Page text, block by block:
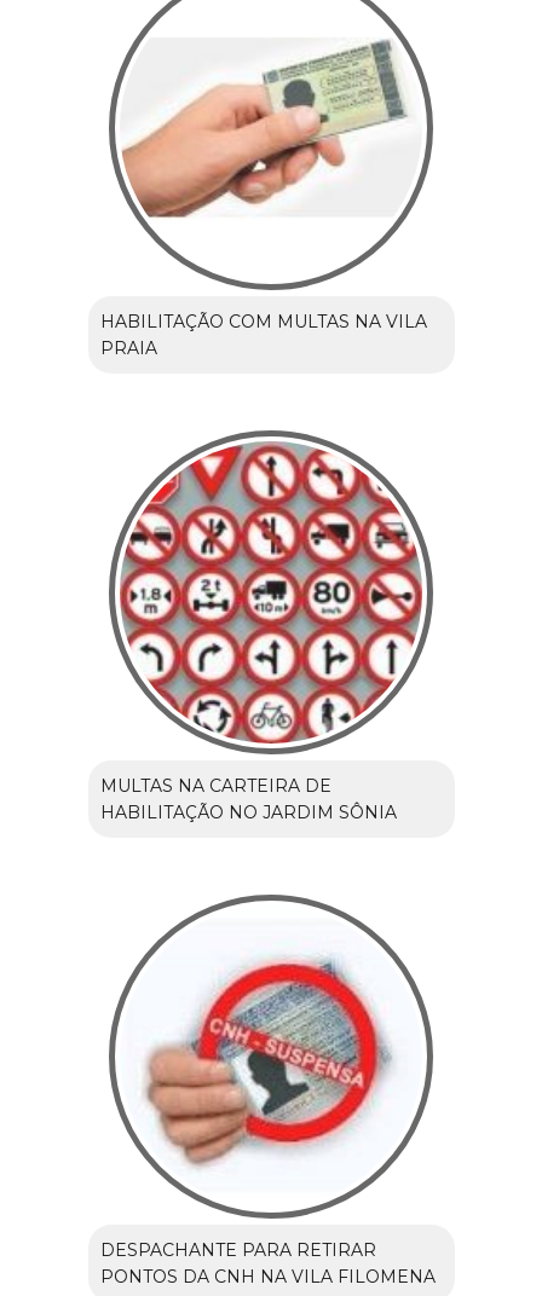
HABILITAÇÃO COM MULTAS NA VILA
PRAIA
MULTAS NA CARTEIRA DE
HABILITAÇÃO NO JARDIM SÔNIA
DESPACHANTE PARA RETIRAR
PONTOS DA CNH NA VILA FILOMENA